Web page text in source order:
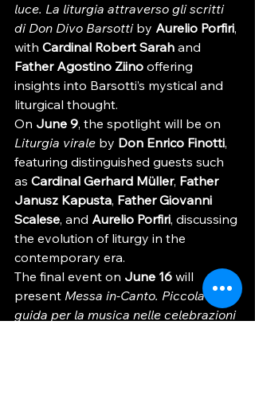
luce. La liturgia attraverso gli scritti
di Don Divo Barsotti by Aurelio Porfiri,
with Cardinal Robert Sarah and
Father Agostino Ziino offering
insights into Barsotti’s mystical and
liturgical thought.
On June 9, the spotlight will be on
Liturgia virale by Don Enrico Finotti,
featuring distinguished guests such
as Cardinal Gerhard Müller, Father
Janusz Kapusta, Father Giovanni
Scalese, and Aurelio Porfiri, discussing
the evolution of liturgy in the
contemporary era.
The final event on June 16 will
present Messa in-Canto. Piccola
guida per la musica nelle celebrazioni